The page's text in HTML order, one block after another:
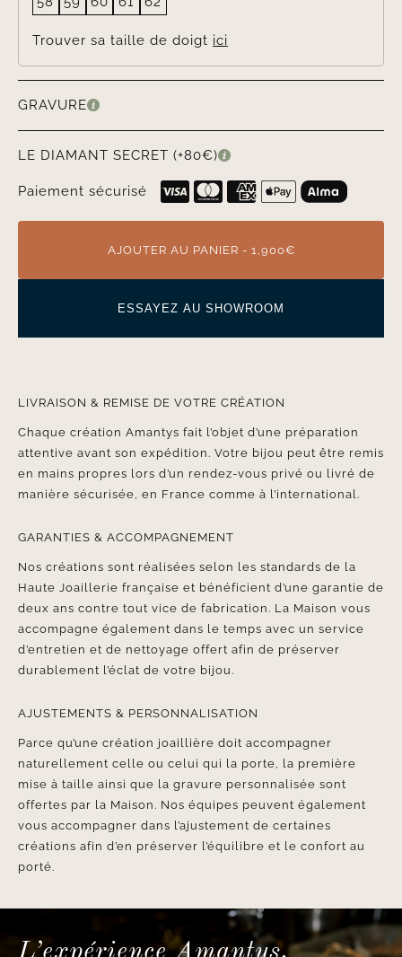
Trouver sa taille de doigt ici
GRAVURE
LE DIAMANT SECRET (+80€)
Paiement sécurisé
AJOUTER AU PANIER - 1,900€
ESSAYEZ AU SHOWROOM
LIVRAISON & REMISE DE VOTRE CRÉATION
Chaque création Amantys fait l’objet d’une préparation
attentive avant son expédition. Votre bijou peut être remis
en mains propres lors d’un rendez-vous privé ou livré de
manière sécurisée, en France comme à l’international.
GARANTIES & ACCOMPAGNEMENT
Nos créations sont réalisées selon les standards de la
Haute Joaillerie française et bénéficient d’une garantie de
deux ans contre tout vice de fabrication. La Maison vous
accompagne également dans le temps avec un service
d’entretien et de nettoyage offert afin de préserver
durablement l’éclat de votre bijou.
AJUSTEMENTS & PERSONNALISATION
Parce qu’une création joaillière doit accompagner
naturellement celle ou celui qui la porte, la première
mise à taille ainsi que la gravure personnalisée sont
offertes par la Maison. Nos équipes peuvent également
vous accompagner dans l’ajustement de certaines
créations afin d’en préserver l’équilibre et le confort au
porté.